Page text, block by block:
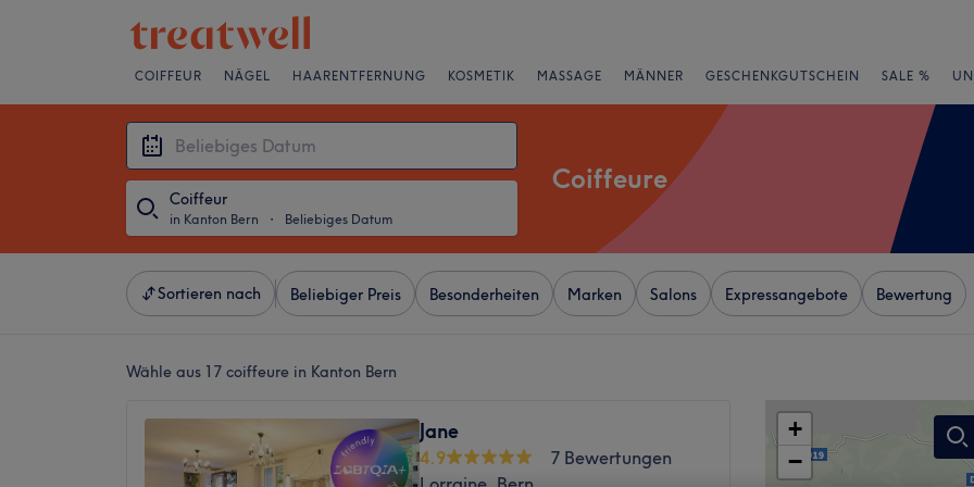
COIFFEUR NÄGEL HAARENTFERNUNG KOSMETIK MASSAGE MÄNNER GESCHENKGUTSCHEIN SALE %
Coiffeur
in Kanton Bern ・ Beliebiges Datum
Coiffeure
Sortieren nach Beliebiger Preis Besonderheiten Marken Salons Expressangebote Bewertung
Wähle aus 17 coiffeure in Kanton Bern
Jane
4.9
7 Bewertungen
+
−